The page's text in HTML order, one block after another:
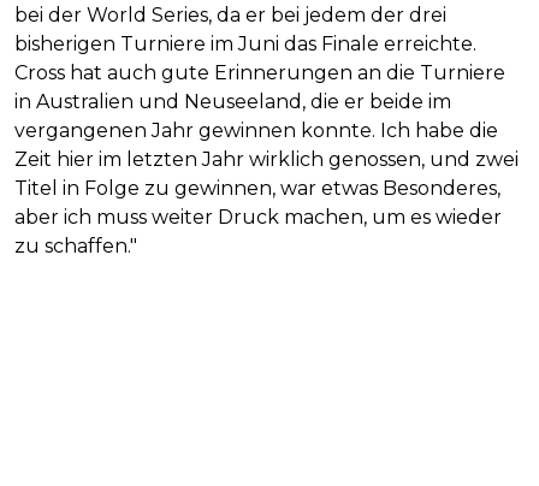
bei der World Series, da er bei jedem der drei
bisherigen Turniere im Juni das Finale erreichte.
Cross hat auch gute Erinnerungen an die Turniere
in Australien und Neuseeland, die er beide im
vergangenen Jahr gewinnen konnte. Ich habe die
Zeit hier im letzten Jahr wirklich genossen, und zwei
Titel in Folge zu gewinnen, war etwas Besonderes,
aber ich muss weiter Druck machen, um es wieder
zu schaffen."